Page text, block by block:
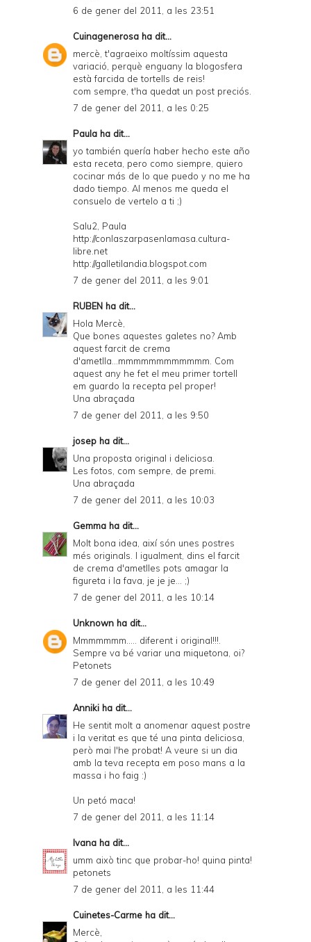
6 de gener del 2011, a les 23:51
Cuinagenerosa ha dit...
mercè, t'agraeixo moltíssim aquesta
variació, perquè enguany la blogosfera
està farcida de tortells de reis!
com sempre, t'ha quedat un post preciós.
7 de gener del 2011, a les 0:25
Paula ha dit...
yo también quería haber hecho este año
esta receta, pero como siempre, quiero
cocinar más de lo que puedo y no me ha
dado tiempo. Al menos me queda el
consuelo de vertelo a ti ;)
Salu2, Paula
http://conlaszarpasenlamasa.cultura-
libre.net
http://galletilandia.blogspot.com
7 de gener del 2011, a les 9:01
RUBEN ha dit...
Hola Mercè,
Que bones aquestes galetes no? Amb
aquest farcit de crema
d'ametlla...mmmmmmmmmmmm. Com
aquest any he fet el meu primer tortell
em guardo la recepta pel proper!
Una abraçada
7 de gener del 2011, a les 9:50
josep ha dit...
Una proposta original i deliciosa.
Les fotos, com sempre, de premi.
Una abraçada
7 de gener del 2011, a les 10:03
Gemma ha dit...
Molt bona idea, així són unes postres
més originals. I igualment, dins el farcit
de crema d'ametlles pots amagar la
figureta i la fava, je je je... ;)
7 de gener del 2011, a les 10:14
Unknown ha dit...
Mmmmmmm..... diferent i original!!!.
Sempre va bé variar una miquetona, oi?
Petonets
7 de gener del 2011, a les 10:49
Anniki ha dit...
He sentit molt a anomenar aquest postre
i la veritat es que té una pinta deliciosa,
però mai l'he probat! A veure si un dia
amb la teva recepta em poso mans a la
massa i ho faig :)
Un petó maca!
7 de gener del 2011, a les 11:14
Ivana ha dit...
umm això tinc que probar-ho! quina pinta!
petonets
7 de gener del 2011, a les 11:44
Cuinetes-Carme ha dit...
Mercè,